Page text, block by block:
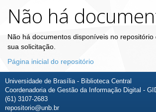
Não há
Não há documentos disponíveis no repositório
sua solicitação.
Página inicial do repositório
Universidade de Brasília - Biblioteca Central
Coordenadoria de Gestão da Informação Digital -
(61) 3107-2683
repositorio@unb.br